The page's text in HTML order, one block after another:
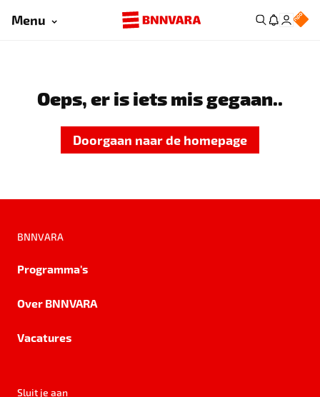
Menu
Oeps, er is iets mis gegaan..
Doorgaan naar de homepage
BNNVARA
Programma's
Over BNNVARA
Vacatures
Sluit je aan